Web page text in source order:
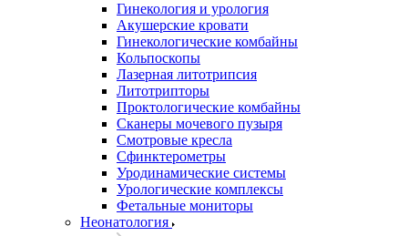
Гинекология и урология
Акушерские кровати
Гинекологические комбайны
Кольпоскопы
Лазерная литотрипсия
Литотрипторы
Проктологические комбайны
Сканеры мочевого пузыря
Смотровые кресла
Сфинктерометры
Уродинамические системы
Урологические комплексы
Фетальные мониторы
Неонатология